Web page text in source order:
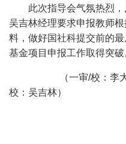
此次指导会气氛热烈
吴吉林经理要求申报教师
料，做好国社科提交前的
基金项目申报工作取得突破
（一审/校：李大
校：吴吉林）